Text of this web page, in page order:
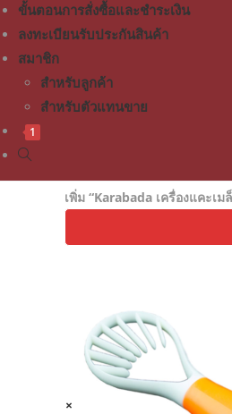
ขั้นตอนการสั่งซื้อและชำระเงิน
ลงทะเบียนรับประกันสินค้า
สมาชิก
สำหรับลูกค้า
สำหรับตัวแทนขาย
1
เพิ่ม “Karabada เครื่องแคะเ
×